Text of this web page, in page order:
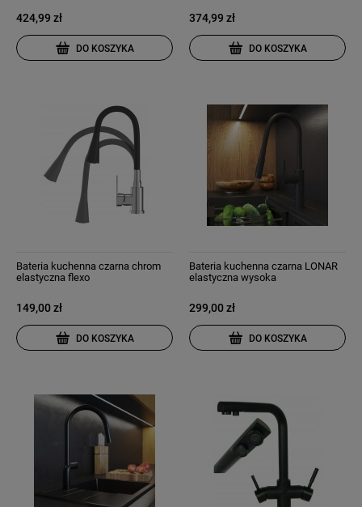
424,99 zł
DO KOSZYKA
374,99 zł
DO KOSZYKA
Bateria kuchenna czarna chrom
elastyczna flexo
149,00 zł
DO KOSZYKA
Bateria kuchenna czarna LONAR
elastyczna wysoka
299,00 zł
DO KOSZYKA